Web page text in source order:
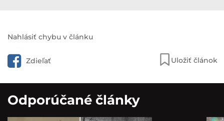
Nahlásiť chybu v článku
Zdieľať Uložiť článok
Odporúčané články